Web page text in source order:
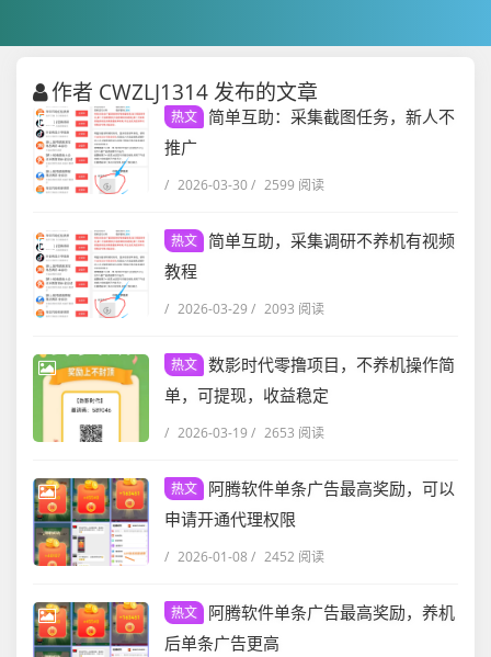
作者 CWZLJ1314 发布的文章
热文
简单互助：采集截图任务，新人不
推广
/ 2026-03-30/ 2599 阅读
热文
简单互助，采集调研不养机有视频
教程
/ 2026-03-29 / 2093 阅读
热文 数影时代零撸项目，不养机操作简
单，可提现，收益稳定
/ 2026-03-19 / 2653 阅读
热文
阿腾软件单条广告最高奖励，可以
申请开通代理权限
/ 2026-01-08 / 2452 阅读
热文
阿腾软件单条广告最高奖励，养机
后单条广告更高